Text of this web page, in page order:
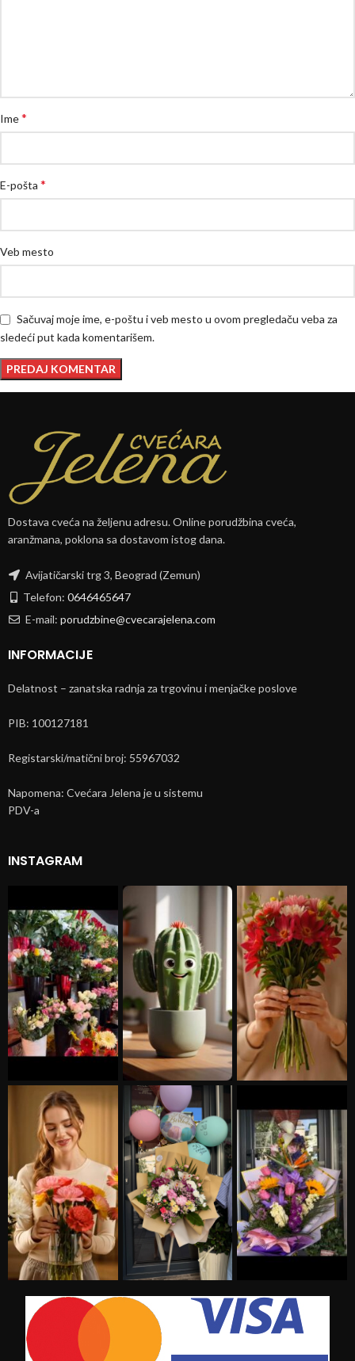
Ime*
E-pošta *
Veb mesto
Sačuvaj moje ime, e-poštu i veb mesto u ovom pregledaču veba za
sledeći put kada komentarišem.
Dostava cveća na željenu adresu. Online porudžbina cveća,
aranžmana, poklona sa dostavom istog dana.
Avijatičarski trg 3, Beograd (Zemun)
Telefon: 0646465647
E-mail: porudzbine@cvecarajelena.com
INFORMACIJE
Delatnost – zanatska radnja za trgovinu i menjačke poslove
PIB: 100127181
Registarski/matični broj: 55967032
Napomena: Cvećara Jelena je u sistemu
PDV-a
INSTAGRAM